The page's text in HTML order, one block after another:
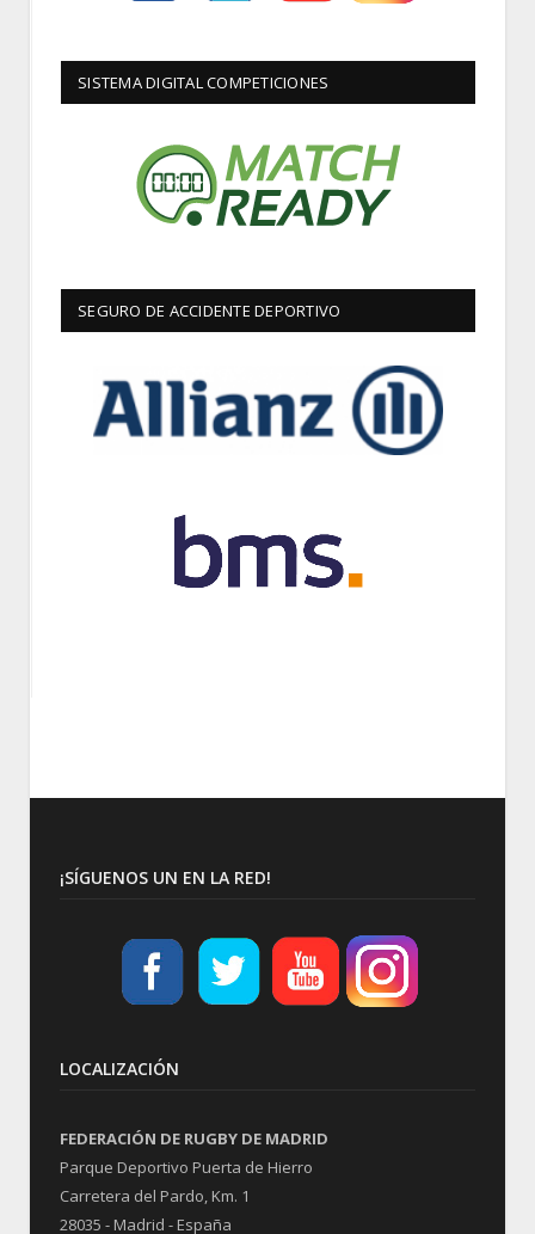
SISTEMA DIGITAL COMPETICIONES
SEGURO DE ACCIDENTE DEPORTIVO
¡SÍGUENOS UN EN LA RED!
LOCALIZACIÓN
FEDERACIÓN DE RUGBY DE MADRID
Parque Deportivo Puerta de Hierro
Carretera del Pardo, Km. 1
28035 - Madrid - España